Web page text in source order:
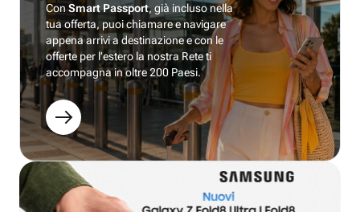
ConSmart Passport, già incluso nella
tua offerta, puoi chiamare e navigare
appena arrivi a destinazione e con le
offerte per l’estero la nostra Rete ti
accompagna in oltre 200 Paesi.